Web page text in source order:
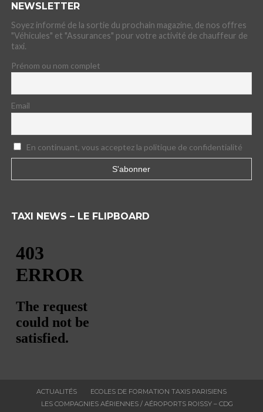
NEWSLETTER
Soyez informé de la sortie du prochain magazine, de nos offres
"Véhicules" et "Assurances" pour votre activité de chauffeur de
taxi.
Prénom ou nom complet
Email
En continuant, vous acceptez la politique de confidentialité
TAXI NEWS – LE FLIPBOARD
ACTUALITÉS
ECOLES DE FORMATION TAXIS PARISIENS
LES COMPAGNIES AÉRIENNES / AÉROPORTS ROISSY – CDG